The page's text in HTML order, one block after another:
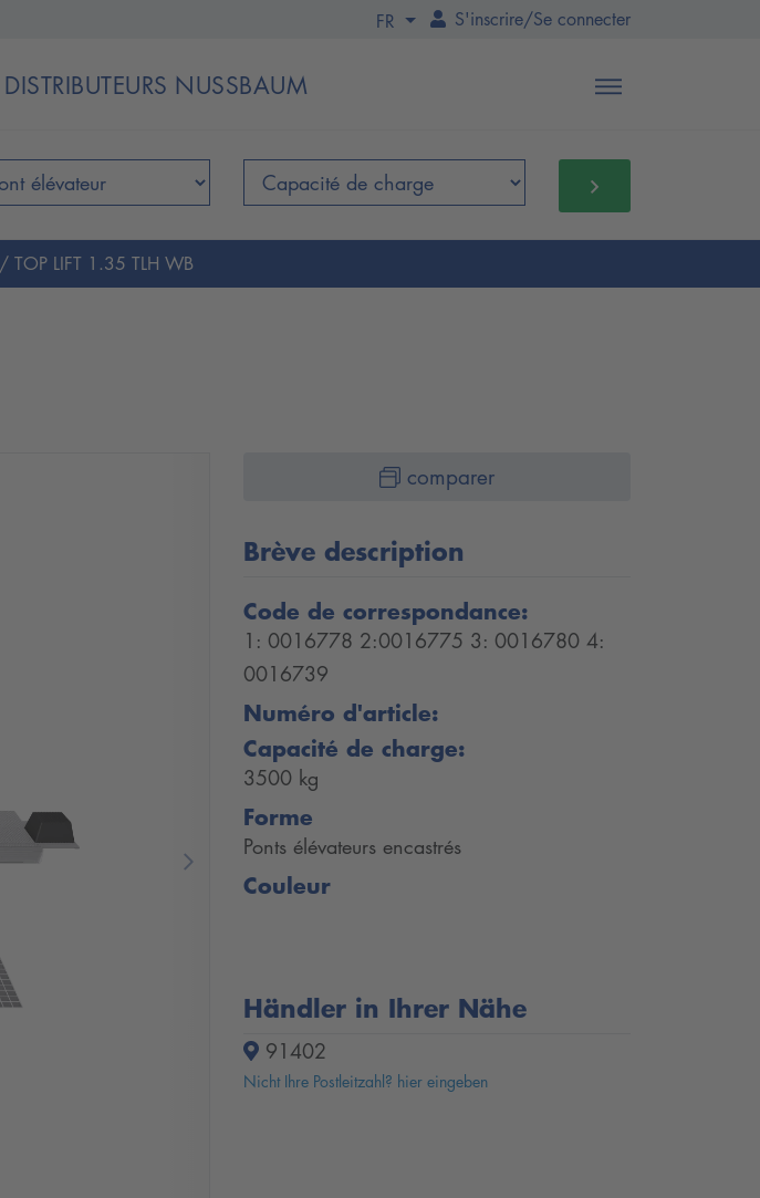
FR S'inscrire/Se connecter
DISTRIBUTEURS NUSSBAUM
/ TOP LIFT 1.35 TLH WB
Next
comparer
Brève description
Code de correspondance:
1: 0016778 2:0016775 3: 0016780 4:
0016739
Numéro d'article:
Capacité de charge:
3500 kg
Forme
Ponts élévateurs encastrés
Couleur
Händler in Ihrer Nähe
91402
Nicht Ihre Postleitzahl? hier eingeben